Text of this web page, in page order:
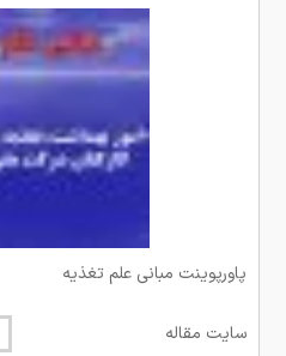
پاورپوینت مبانی علم تغذیه
سایت مقاله